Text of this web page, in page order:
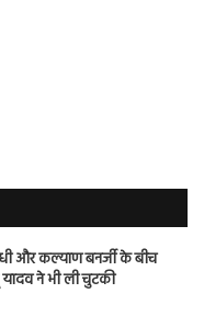
और कल्याण बनर्जी के बीच
ने भी ली चुटकी